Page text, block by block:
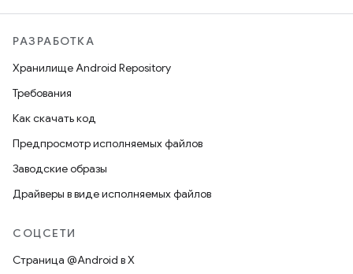
РАЗРАБОТКА
Хранилище Android Repository
Требования
Как скачать код
Предпросмотр исполняемых файлов
Заводские образы
Драйверы в виде исполняемых файлов
СОЦСЕТИ
Страница @Android в X